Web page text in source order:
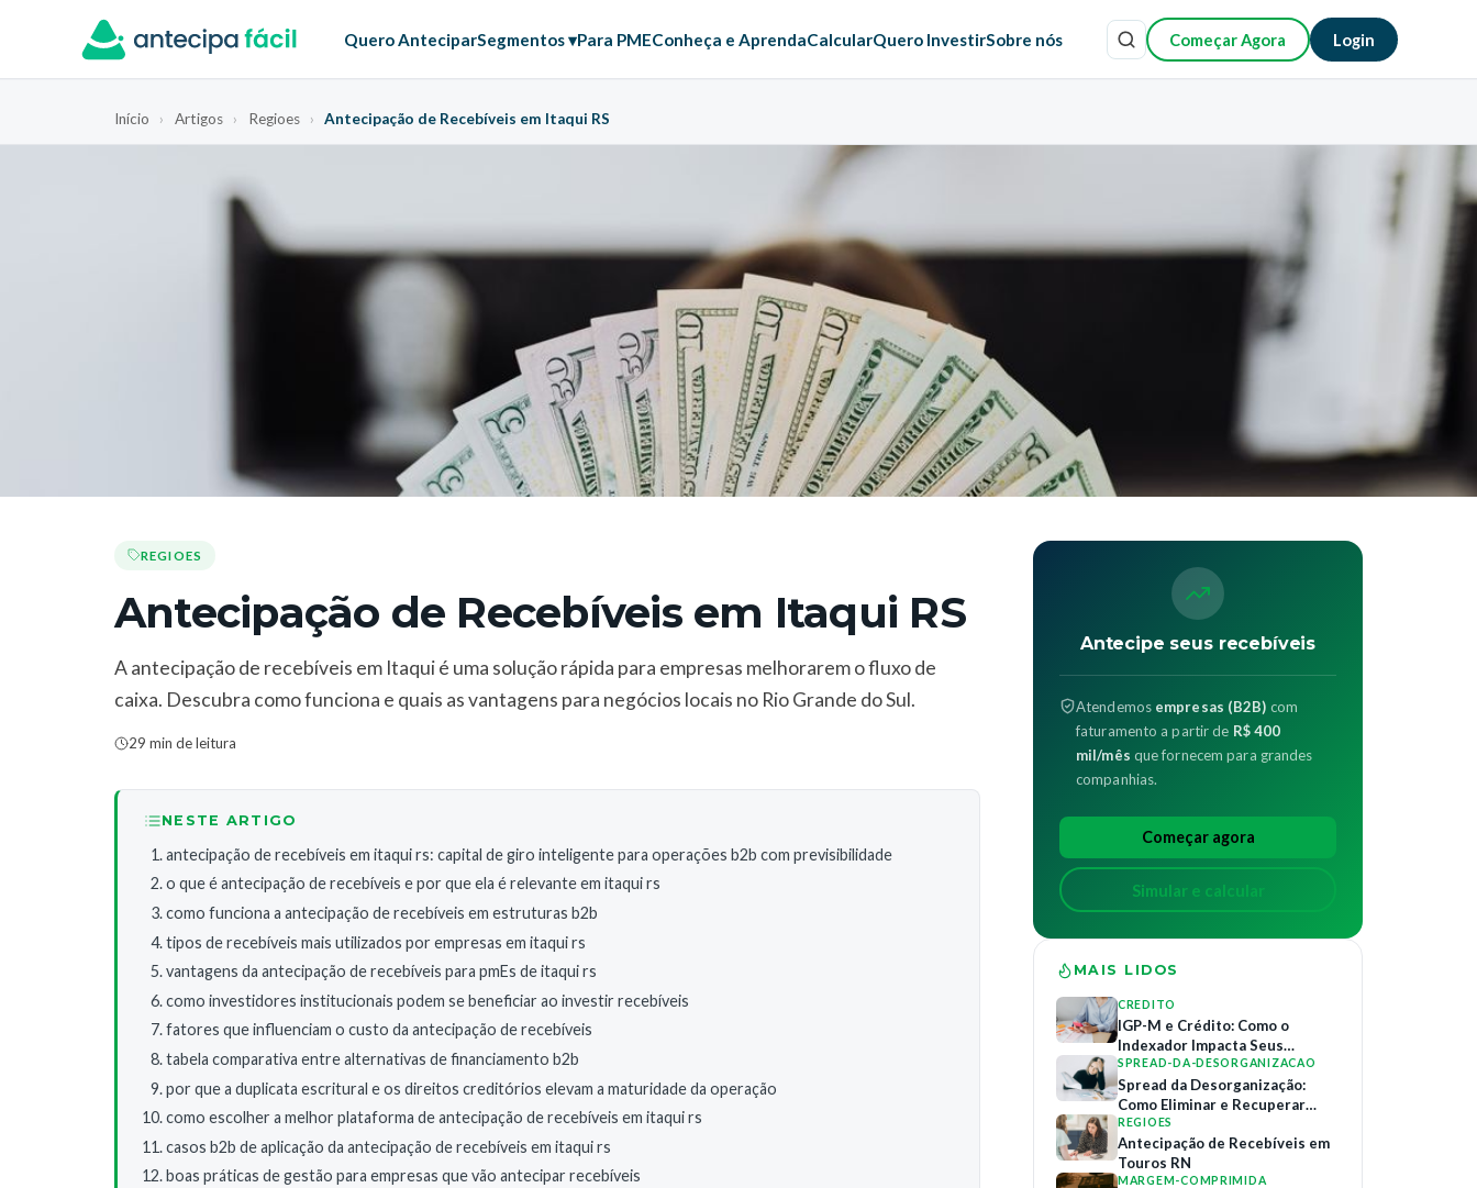
Quero AnteciparSegmentos ▾Para PMEConheça e AprendaCalcularQuero InvestirSobre nós Começar Agora Login
Início › Artigos › Regioes › Antecipação de Recebíveis em Itaqui RS
REGIOES
Antecipação de Recebíveis em Itaqui RS
A antecipação de recebíveis em Itaqui é uma solução rápida para empresas melhorarem o fluxo de
caixa. Descubra como funciona e quais as vantagens para negócios locais no Rio Grande do Sul.
29 min de leitura
NESTE ARTIGO
antecipação de recebíveis em itaqui rs: capital de giro inteligente para operações b2b com previsibilidade
o que é antecipação de recebíveis e por que ela é relevante em itaqui rs
como funciona a antecipação de recebíveis em estruturas b2b
tipos de recebíveis mais utilizados por empresas em itaqui rs
vantagens da antecipação de recebíveis para pmEs de itaqui rs
como investidores institucionais podem se beneficiar ao investir recebíveis
fatores que influenciam o custo da antecipação de recebíveis
tabela comparativa entre alternativas de financiamento b2b
por que a duplicata escritural e os direitos creditórios elevam a maturidade da operação
como escolher a melhor plataforma de antecipação de recebíveis em itaqui rs
casos b2b de aplicação da antecipação de recebíveis em itaqui rs
boas práticas de gestão para empresas que vão antecipar recebíveis
Antecipe seus recebíveis
Atendemos empresas (B2B) com
faturamento a partir de R$ 400
mil/mês que fornecem para grandes
companhias.
Começar agora
Simular e calcular
MAIS LIDOS
CREDITO
IGP-M e Crédito: Como o
Indexador Impacta Seus
Contratos de Financiamento
SPREAD-DA-DESORGANIZACAO
Spread da Desorganização:
Como Eliminar e Recuperar
Margem
REGIOES
Antecipação de Recebíveis em
Touros RN
MARGEM-COMPRIMIDA